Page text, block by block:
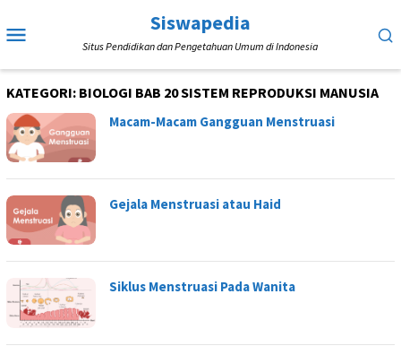
ke
Mobile
Siswapedia
Situs Pendidikan dan Pengetahuan Umum di Indonesia
KATEGORI: BIOLOGI BAB 20 SISTEM REPRODUKSI MANUSIA
Macam-Macam Gangguan Menstruasi
Gejala Menstruasi atau Haid
Siklus Menstruasi Pada Wanita